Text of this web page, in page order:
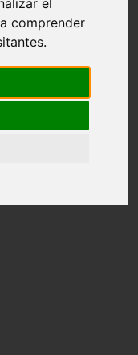
el
comprender